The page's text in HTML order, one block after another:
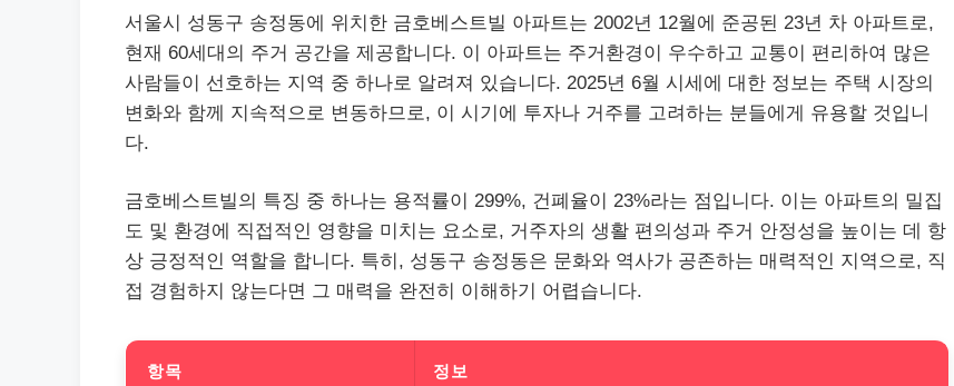
서울시 성동구 송정동에 위치한 금호베스트빌 아파트는 2002년 12월에 준공된 23년 차 아파트로,
현재 60세대의 주거 공간을 제공합니다. 이 아파트는 주거환경이 우수하고 교통이 편리하여 많은
사람들이 선호하는 지역 중 하나로 알려져 있습니다. 2025년 6월 시세에 대한 정보는 주택 시장의
변화와 함께 지속적으로 변동하므로, 이 시기에 투자나 거주를 고려하는 분들에게 유용할 것입니
다.
금호베스트빌의 특징 중 하나는 용적률이 299%, 건폐율이 23%라는 점입니다. 이는 아파트의 밀집
도 및 환경에 직접적인 영향을 미치는 요소로, 거주자의 생활 편의성과 주거 안정성을 높이는 데 항
상 긍정적인 역할을 합니다. 특히, 성동구 송정동은 문화와 역사가 공존하는 매력적인 지역으로, 직
접 경험하지 않는다면 그 매력을 완전히 이해하기 어렵습니다.
항목 정보